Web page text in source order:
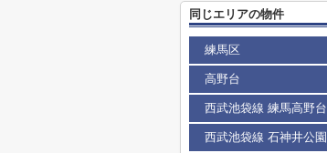
同じエリアの物件
練馬区
高野台
西武池袋線 練馬高野台
西武池袋線 石神井公園